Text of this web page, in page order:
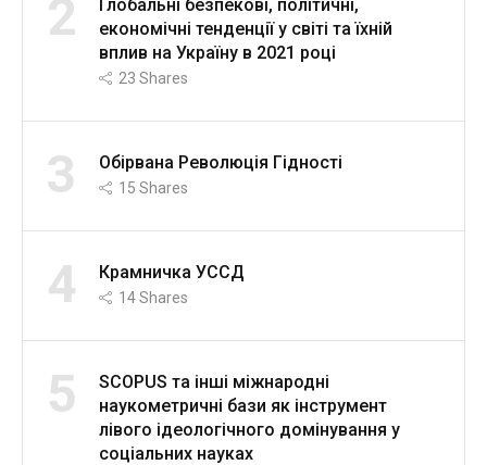
2
Глобальні безпекові, політичні,
економічні тенденції у світі та їхній
вплив на Україну в 2021 році
23 Shares
3 Обірвана Революція Гідності
15 Shares
4 Крамничка УССД
14Shares
5
SCOPUS та інші міжнародні
наукометричні бази як інструмент
лівого ідеологічного домінування у
соціальних науках